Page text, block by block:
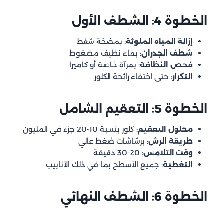
الخطوة 4: الشطف الأول
إزالة المياه الملوثة: بمضخة شفط
شطف الجدران: بماء نظيف مضغوط
فحص النظافة: بمرآة خاصة أو كاميرا
التكرار: حتى اختفاء رائحة الكلور
الخطوة 5: التعقيم الشامل
محلول التعقيم: كلور بنسبة 10-20 جزء في المليون
طريقة الرش: برشاشات ضغط عالي
وقت التلامس: 20-30 دقيقة
التغطية: جميع الأسطح بما في ذلك الأنابيب
الخطوة 6: الشطف النهائي